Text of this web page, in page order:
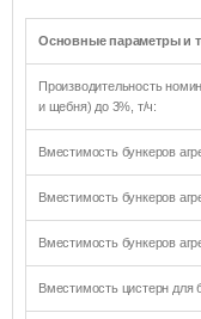
Основные параметры и
Производительность
и щебня) до 3%, т/ч:
Вместимость бункеров
Вместимость бункеров
Вместимость бункеров
Вместимость цистерн для